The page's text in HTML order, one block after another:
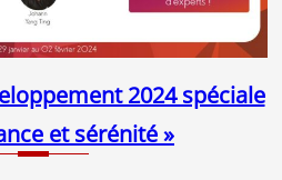
2024 spéciale
et sérénité »